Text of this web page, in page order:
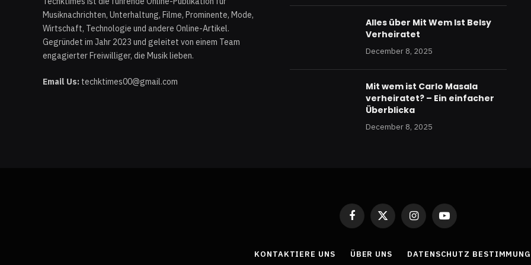
Musiknachrichten, Unterhaltung, Filme, Prominente, Mode,
Wirtschaft, Technologie und andere Online-Artikel.
Gegründet im Jahr 2023 und geleitet von einem Team
engagierter Freiwilliger, die Musik lieben.
Email Us: techktimes00@gmail.com
Alles über Mit Wem Ist Belsy
Verheiratet
December 8, 2025
Mit wem ist Carlo Masala
verheiratet? – Ein einfacher
Überblicka
December 8, 2025
Facebook
X
(Twitter)
InstagramYouTube
KONTAKTIERE UNS ÜBER UNS DATENSCHUTZ